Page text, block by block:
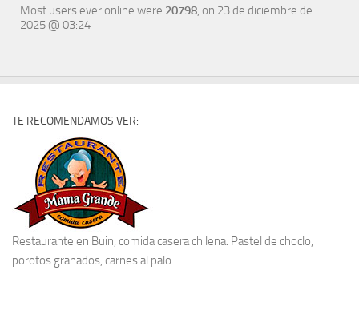
Most users ever online were 20798, on 23 de diciembre de
2025 @ 03:24
TE RECOMENDAMOS VER:
Restaurante en Buin, comida casera chilena. Pastel de choclo,
porotos granados, carnes al palo.